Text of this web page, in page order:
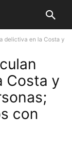
delictiva en la Costa y
Costa y
con